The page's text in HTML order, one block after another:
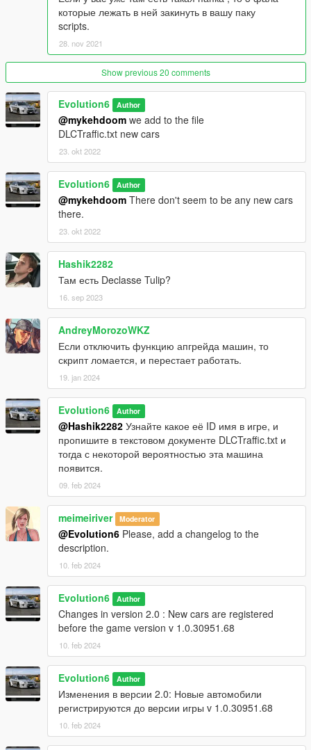
которые лежать в ней закинуть в вашу паку
scripts.
28. nov 2021
Show previous 20 comments
Evolution6 Author
@mykehdoom we add to the file
DLCTraffic.txt new cars
23. okt 2022
Evolution6 Author
@mykehdoom There don't seem to be any new cars
there.
23. okt 2022
Hashik2282
Там есть Declasse Tulip?
16. sep 2023
AndreyMorozoWKZ
Если отключить функцию апгрейда машин, то
скрипт ломается, и перестает работать.
19. jan 2024
Evolution6 Author
@Hashik2282 Узнайте какое её ID имя в игре, и
пропишите в текстовом документе DLCTraffic.txt и
тогда с некоторой вероятностью эта машина
появится.
09. feb 2024
meimeiriver Moderator
@Evolution6 Please, add a changelog to the
description.
10. feb 2024
Evolution6 Author
Changes in version 2.0 : New cars are registered
before the game version v 1.0.30951.68
10. feb 2024
Evolution6 Author
Изменения в версии 2.0: Новые автомобили
регистрируются до версии игры v 1.0.30951.68
10. feb 2024